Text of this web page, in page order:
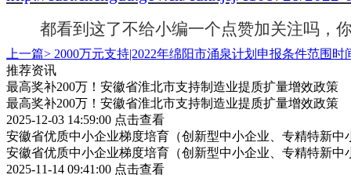
都看到这了不给小编一个点赞加关注吗，
上一篇> 2000万元支持|2022年绵阳市涌泉计划申报条件范围
推荐资讯
最高奖补200万！安徽省淮北市支持制造业提质扩量增效政策
最高奖补200万！安徽省淮北市支持制造业提质扩量增效政策
2025-12-03 14:59:00 点击查看
安徽省优质中小企业梯度培育（创新型中小企业、专精特新中
安徽省优质中小企业梯度培育（创新型中小企业、专精特新中
2025-11-14 09:41:00 点击查看